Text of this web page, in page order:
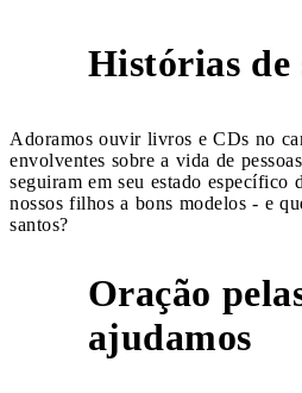
Histórias de
Adoramos ouvir livros e CDs no
envolventes sobre a vida de
seguiram em seu estado específico
nossos filhos a bons modelos - e
santos?
Oração
ajudamos